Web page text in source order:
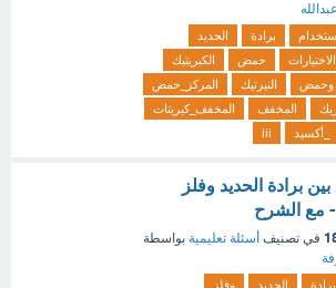
برادة
الحديد
الاختيارات حمض
الكبريتيك
وحمض النيرتيك
المركز_حمض
المخفف
المخفف_كبريتات
_أكسيد iii
برادة الحديد وفلز
- مع الشرح
في تصنيف أسئلة تعليمية بواسطة
برادة الحديد وفلز